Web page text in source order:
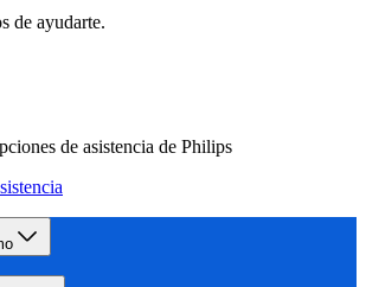
de ayudarte.
de asistencia de Philips